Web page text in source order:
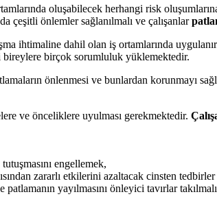
oluşabilecek herhangi risk
çeşitli önlemler sağlanılmalı ve çalışanlar
ihtimaline dahil olan iş ortamlarında
birçok sorumluluk yüklemektedir.
önlenmesi ve bunlardan korunmayı
ve önceliklere uyulması gerekmektedir.
engellemek,
zararlı etkilerini azaltacak cinsten
patlamanın yayılmasını önleyici tavırlar